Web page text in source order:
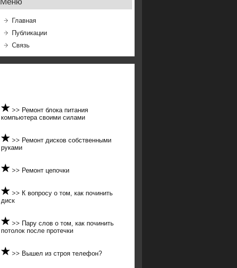
Главная
Публикации
Связь
>> Ремонт блока питания
компьютера своими силами
>> Ремонт дисков собственными
руками
>> Ремонт цепочки
>> К вопросу о том, как починить
диск
>> Пару слов о том, как починить
потолок после протечки
>> Вышел из строя телефон?